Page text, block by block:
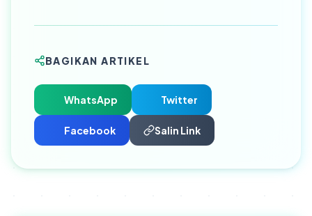
BAGIKAN ARTIKEL
WhatsApp Twitter
Facebook Salin Link